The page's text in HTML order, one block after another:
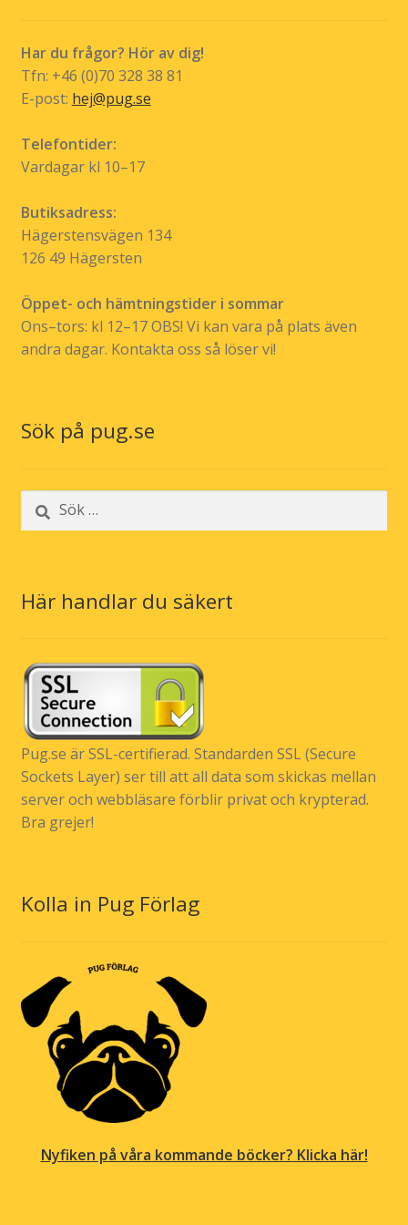
Har du frågor? Hör av dig!
Tfn: +46 (0)70 328 38 81
E-post: hej@pug.se
Telefontider:
Vardagar kl 10–17
Butiksadress:
Hägerstensvägen 134
126 49 Hägersten
Öppet- och hämtningstider i sommar
Ons–tors: kl 12–17 OBS! Vi kan vara på plats även
andra dagar. Kontakta oss så löser vi!
Sök på pug.se
Sök
efter:
Här handlar du säkert
Pug.se är SSL-certifierad. Standarden SSL (Secure
Sockets Layer) ser till att all data som skickas mellan
server och webbläsare förblir privat och krypterad.
Bra grejer!
Kolla in Pug Förlag
Nyfiken på våra kommande böcker? Klicka här!